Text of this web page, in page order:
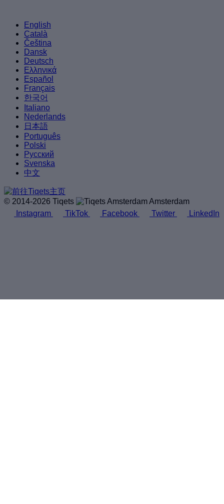
English
Català
Čeština
Dansk
Deutsch
Ελληνικά
Español
Français
한국어
Italiano
Nederlands
日本語
Português
Polski
Русский
Svenska
中文
© 2014-2026 Tiqets
Amsterdam
Instagram
TikTok Facebook Twitter LinkedIn